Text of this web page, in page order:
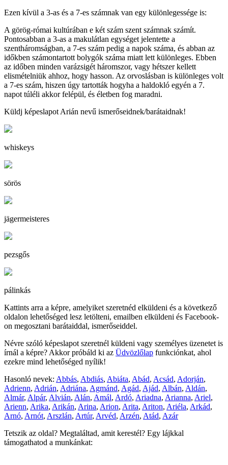
Ezen kívül a 3-as és a 7-es számnak van egy különlegessége is:
A görög-római kultúrában e két szám szent számnak számít.
Pontosabban a 3-as a makulátlan egységet jelentette a
szentháromságban, a 7-es szám pedig a napok száma, és abban az
időkben számontartott bolygók száma miatt lett különleges. Ebben
az időben minden varázsigét háromszor, vagy hétszer kellett
elismételniük ahhoz, hogy hasson. Az orvoslásban is különleges volt
a 7-es szám, hiszen úgy tartották hogyha a haldokló egyén a 7.
napot túléli akkor felépül, és életben fog maradni.
Küldj képeslapot Arián nevű ismerőseidnek/barátaidnak!
whiskeys
sörös
jägermeisteres
pezsgős
pálinkás
Kattints arra a képre, amelyiket szeretnéd elküldeni és a következő
oldalon lehetőséged lesz letölteni, emailben elküldeni és Facebook-
on megosztani barátaiddal, ismerőseiddel.
Névre szóló képeslapot szeretnél küldeni vagy személyes üzenetet is
írnál a képre? Akkor próbáld ki az Üdvözlőlap funkciónkat, ahol
ezekre mind lehetőséged nyílik!
Hasonló nevek: Abbás, Abdiás, Abiáta, Abád, Acsád, Adorján,
Adrienn, Adrián, Adriána, Agmánd, Agád, Ajád, Albán, Aldán,
Almár, Alpár, Alvián, Alán, Amál, Ardó, Ariadna, Arianna, Ariel,
Arienn, Arika, Arikán, Arina, Arion, Arita, Ariton, Ariéla, Arkád,
Arnó, Arnót, Arszlán, Artúr, Arvéd, Arzén, Atád, Azár
Tetszik az oldal? Megtaláltad, amit kerestél? Egy lájkkal
támogathatod a munkánkat: